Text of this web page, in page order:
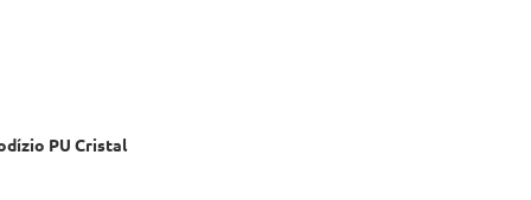
PU Cristal